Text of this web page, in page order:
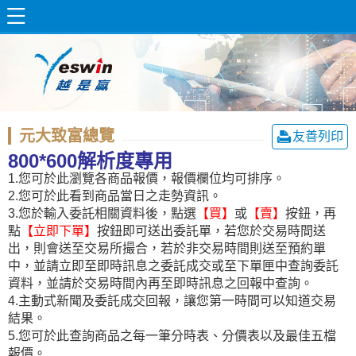
友善列印
元大致富總覽
800*600解析度專用
1.您可於此瀏覽各商品報價，報價欄位均可排序。
2.您可於此看到商品當日之走勢資訊。
3.您於輸入委託相關資料後，點選 【買】 或 【賣】 按鈕，再
點 【立即下單】 按鈕即可送出委託單，若您於交易時間送
出，則會送至交易所撮合，若於非交易時間則送至預約單
中，並請立即至即時訊息之委託成交或至下單匣中查詢委託
資料，並請於交易時間內再至即時訊息之回報中查詢。
4.主動式新聞及委託成交回報，讓您第一時間可以知道交易
結果。
5.您可於此查詢商品之每一筆分時表、分價表以及最佳五檔
報價。